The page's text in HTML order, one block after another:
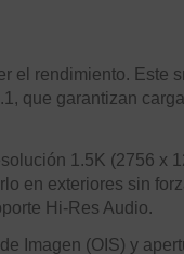
el rendimiento. Este
que garantizan
1.5K (2756 x
en exteriores sin
Hi-Res Audio.
Imagen (OIS) y